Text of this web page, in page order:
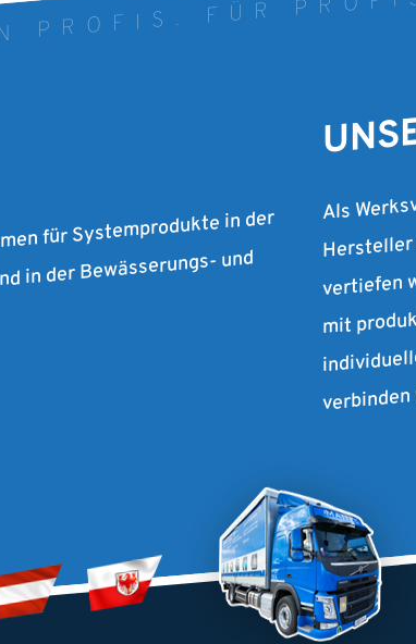
für Systemprodukte in der
in der Bewässerungs- und
Als
mit